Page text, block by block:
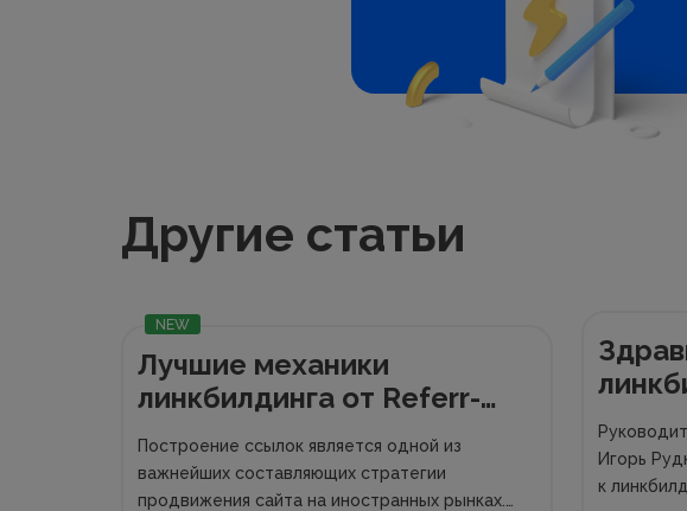
Другие статьи
NEW
Лучшие механики
линкбилдинга от Referr-
service.com
Построение ссылок является одной из
важнейших составляющих стратегии
продвижения сайта на иностранных рынках.
Игорь
к